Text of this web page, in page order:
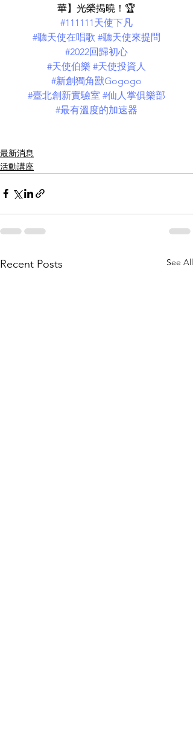
華】光榮揭曉！🏆
#111111天使下凡
#聽天使在唱歌 #聽天使來提問
#2022回歸初心
#天使伯樂 #天使投資人
#新創獨角獸Gogogo
#臺北創新實驗室 #仙人掌俱樂部
#最有溫度的加速器
最新消息
活動講座
Recent Posts See All